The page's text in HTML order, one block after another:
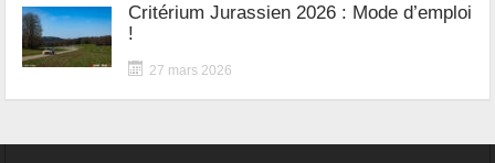
Critérium Jurassien 2026 : Mode d’emploi
!
27 mars 2026